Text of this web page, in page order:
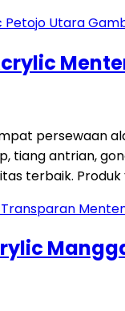
persewaan
tiang antrian,
terbaik.